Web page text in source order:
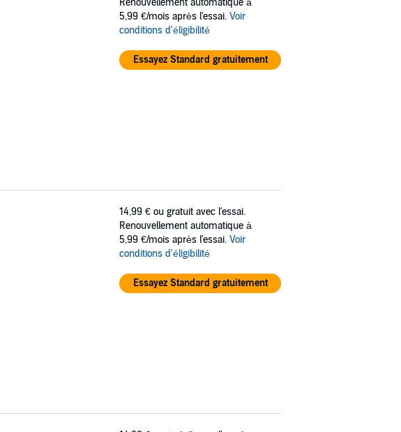
Renouvellement automatique à
5,99 €/mois après l'essai. Voir
conditions d'éligibilité
Essayez Standard gratuitement
14,99 € ou gratuit avec l'essai.
Renouvellement automatique à
5,99 €/mois après l'essai. Voir
conditions d'éligibilité
Essayez Standard gratuitement